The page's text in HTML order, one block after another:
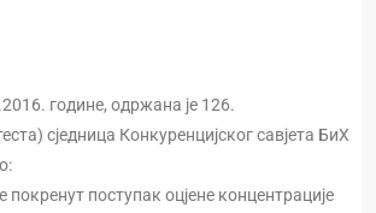
године, одржана је 126.
сједница Конкуренцијског савјета БиХ
покренут поступак оцјене концентрације